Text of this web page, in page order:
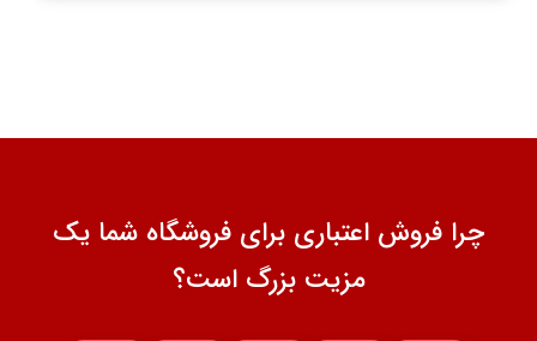
چرا فروش اعتباری برای فروشگاه شما یک
مزیت بزرگ است؟